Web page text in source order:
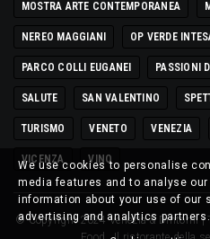
MOSTRA ARTE CONTEMPORANEA
NEREO MAGGIANI OP VERDE
PARCO COLLI EUGANEI PASSIONI
SALUTE SAN VALENTINO
TURISMO VENETO VENEZIA
VICENZA VINO
© Copyright 2024 Venezia & Dintorni
We use cookies to personalise
media features and to analyse
information about your use of our
advertising and analytics